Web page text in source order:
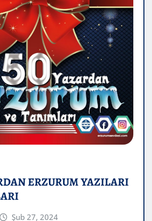
ERZURUM YAZILARI
Şub 27, 2024